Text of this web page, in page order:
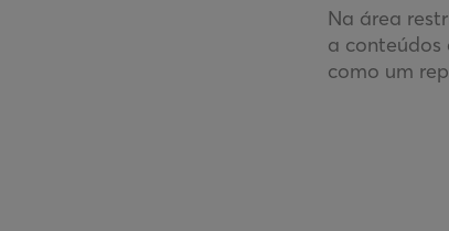
Na área
a conteúdos
como um